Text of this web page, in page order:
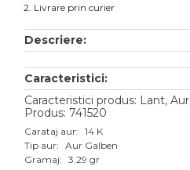
Aur alb
Aur roz
Aur mixt
2. Livrare prin curier
Descriere:
Caracteristici:
Caracteristici produs: Lant,
Produs: 741520
Carataj aur: 14 K
Tip aur: Aur Galben
Gramaj: 3.29 gr